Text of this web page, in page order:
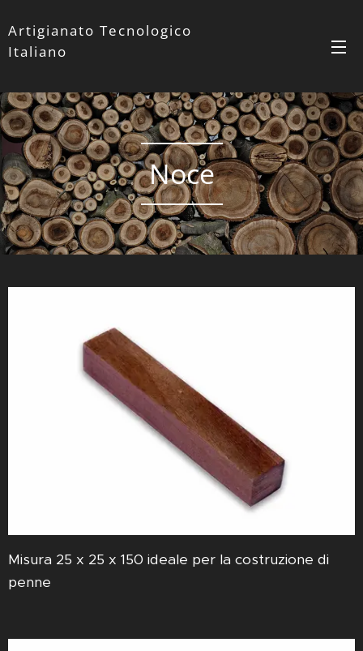
Artigianato Tecnologico
Italiano
Noce
Misura 25 x 25 x 150 ideale per la costruzione di
penne